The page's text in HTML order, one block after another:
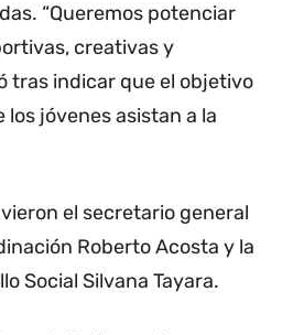
“Queremos potenciar
creativas y
tras indicar que el objetivo
jóvenes asistan a la
el secretario general
Roberto Acosta y la
Social Silvana Tayara.